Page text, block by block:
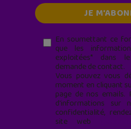
En soumettant ce
que les
exploitées* dans
demande de contact.
Vous pouvez vous
moment en cliquant
page de nos emails.
d'informations sur
confidentialité,
site web